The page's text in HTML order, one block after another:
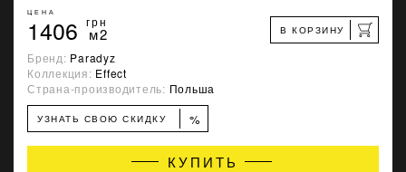
ЦЕНА
1406 грн
м2 В КОРЗИНУ
Бренд: Paradyz
Коллекция: Effect
Страна-производитель: Польша
УЗНАТЬ СВОЮ СКИДКУ %
КУПИТЬ